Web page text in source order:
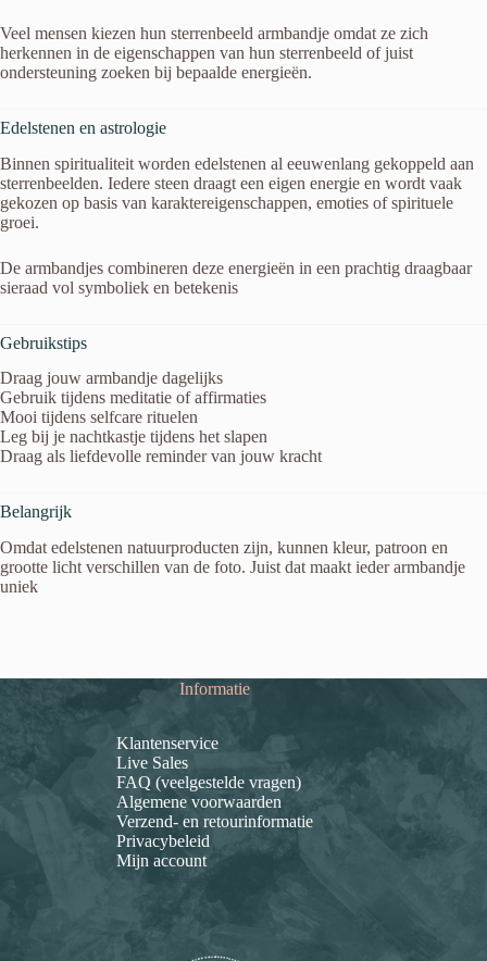
Veel mensen kiezen hun sterrenbeeld armbandje omdat ze zich
herkennen in de eigenschappen van hun sterrenbeeld of juist
ondersteuning zoeken bij bepaalde energieën.
Edelstenen en astrologie
Binnen spiritualiteit worden edelstenen al eeuwenlang gekoppeld aan
sterrenbeelden. Iedere steen draagt een eigen energie en wordt vaak
gekozen op basis van karaktereigenschappen, emoties of spirituele
groei.
De armbandjes combineren deze energieën in een prachtig draagbaar
sieraad vol symboliek en betekenis
Gebruikstips
Draag jouw armbandje dagelijks
Gebruik tijdens meditatie of affirmaties
Mooi tijdens selfcare rituelen
Leg bij je nachtkastje tijdens het slapen
Draag als liefdevolle reminder van jouw kracht
Belangrijk
Omdat edelstenen natuurproducten zijn, kunnen kleur, patroon en
grootte licht verschillen van de foto. Juist dat maakt ieder armbandje
uniek
Informatie
Klantenservice
Live Sales
FAQ (veelgestelde vragen)
Algemene voorwaarden
Verzend- en retourinformatie
Privacybeleid
Mijn account